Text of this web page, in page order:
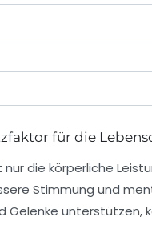
für die
nur die körperliche
Stimmung und
Gelenke unterstützen,